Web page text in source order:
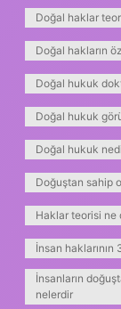
Doğal haklar
Doğal hakların
Doğal hukuk
Doğal hukuk
Doğal hukuk
Doğuştan sahip
Haklar teorisi ne
İnsan
İnsanların
nelerdir